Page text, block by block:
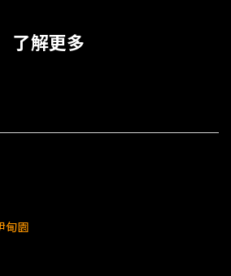
了解更多
甸園